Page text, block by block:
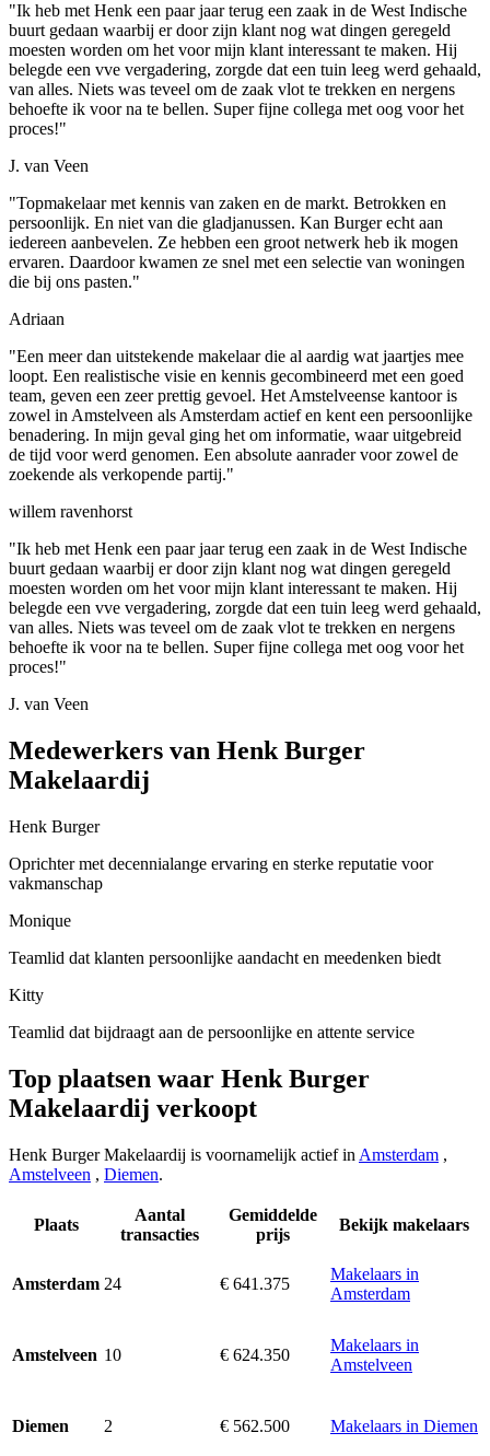
"Ik heb met Henk een paar jaar terug een zaak in de West Indische
buurt gedaan waarbij er door zijn klant nog wat dingen geregeld
moesten worden om het voor mijn klant interessant te maken. Hij
belegde een vve vergadering, zorgde dat een tuin leeg werd gehaald,
van alles. Niets was teveel om de zaak vlot te trekken en nergens
behoefte ik voor na te bellen. Super fijne collega met oog voor het
proces!"
J. van Veen
"Topmakelaar met kennis van zaken en de markt. Betrokken en
persoonlijk. En niet van die gladjanussen. Kan Burger echt aan
iedereen aanbevelen. Ze hebben een groot netwerk heb ik mogen
ervaren. Daardoor kwamen ze snel met een selectie van woningen
die bij ons pasten."
Adriaan
"Een meer dan uitstekende makelaar die al aardig wat jaartjes mee
loopt. Een realistische visie en kennis gecombineerd met een goed
team, geven een zeer prettig gevoel. Het Amstelveense kantoor is
zowel in Amstelveen als Amsterdam actief en kent een persoonlijke
benadering. In mijn geval ging het om informatie, waar uitgebreid
de tijd voor werd genomen. Een absolute aanrader voor zowel de
zoekende als verkopende partij."
willem ravenhorst
"Ik heb met Henk een paar jaar terug een zaak in de West Indische
buurt gedaan waarbij er door zijn klant nog wat dingen geregeld
moesten worden om het voor mijn klant interessant te maken. Hij
belegde een vve vergadering, zorgde dat een tuin leeg werd gehaald,
van alles. Niets was teveel om de zaak vlot te trekken en nergens
behoefte ik voor na te bellen. Super fijne collega met oog voor het
proces!"
J. van Veen
Medewerkers van Henk Burger
Makelaardij
Henk Burger
Oprichter met decennialange ervaring en sterke reputatie voor
vakmanschap
Monique
Teamlid dat klanten persoonlijke aandacht en meedenken biedt
Kitty
Teamlid dat bijdraagt aan de persoonlijke en attente service
Top plaatsen waar Henk Burger
Makelaardij verkoopt
Henk Burger Makelaardij is voornamelijk actief in Amsterdam ,
Amstelveen , Diemen.
Plaats
Aantal
transacties
Gemiddelde
prijs
Bekijk makelaars
Amsterdam 24 € 641.375
Makelaars in
Amsterdam
Amstelveen 10 € 624.350
Makelaars in
Amstelveen
Diemen 2 € 562.500 Makelaars in Diemen